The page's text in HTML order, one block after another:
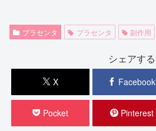
プラセンタ プラセンタ 副作用
シェアする
X Facebook
Pocket Pinterest